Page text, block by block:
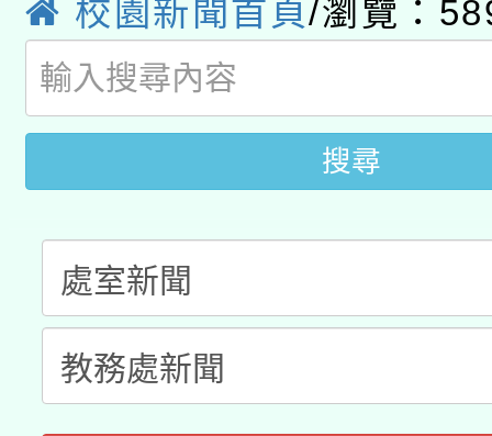
國立臺灣師範大學辦理
年度健康促進學校輔導
業成長研習」實施計畫
函轉國家教育研究院中
原住民族教育政策研討
族教育國際趨勢與發展
校園新聞首頁/瀏覽：
搜尋